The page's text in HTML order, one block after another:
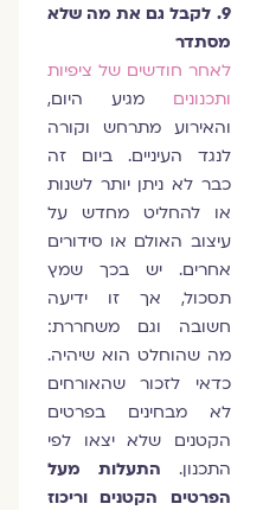
9. לקבל גם את מה שלא
מסתדר
לאחר חודשים של ציפיות
ותכנוניםמגיע היום,
והאירוע מתרחש וקורה
לנגד העיניים. ביום זה
כבר לא ניתן יותר לשנות
או להחליט מחדש על
עיצוב האולם או סידורים
אחרים. יש בכך שמץ
תסכול, אך זו ידיעה
חשובה וגם משחררת:
מה שהוחלט הוא שיהיה.
כדאי לזכור שהאורחים
לא מבחינים בפרטים
הקטנים שלא יצאו לפי
התכנון.
התעלות מעל
הפרטים הקטנים וריכוז